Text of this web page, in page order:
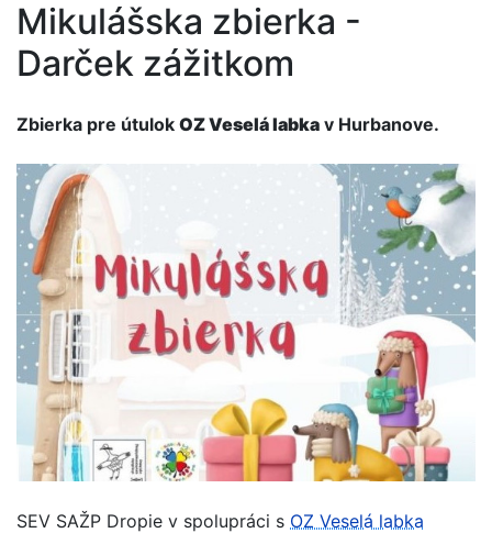
Mikulášska zbierka -
Darček zážitkom
Zbierka pre útulok OZ Veselá labka v Hurbanove.
SEV SAŽP Dropie v spolupráci s OZ Veselá labka